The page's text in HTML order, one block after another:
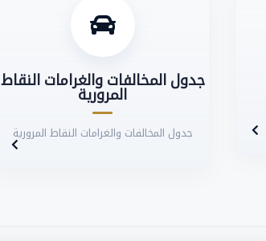
جدول المخالفات والغرامات النقاط
المرورية
جدول المخالفات والغرامات النقاط المرورية